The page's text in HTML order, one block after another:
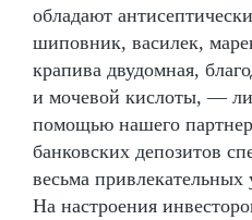
обладают
шиповник, василек,
крапива двудомная,
и мочевой кислоты, —
помощью нашего
банковских депозитов
весьма привлекательных
На настроения